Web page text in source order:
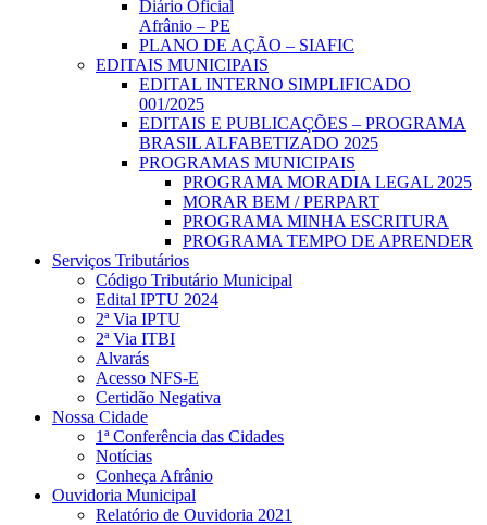
Diário Oficial
Afrânio – PE
PLANO DE AÇÃO – SIAFIC
EDITAIS MUNICIPAIS
EDITAL INTERNO SIMPLIFICADO
001/2025
EDITAIS E PUBLICAÇÕES – PROGRAMA
BRASIL ALFABETIZADO 2025
PROGRAMAS MUNICIPAIS
PROGRAMA MORADIA LEGAL 2025
MORAR BEM / PERPART
PROGRAMA MINHA ESCRITURA
PROGRAMA TEMPO DE APRENDER
Serviços Tributários
Código Tributário Municipal
Edital IPTU 2024
2ª Via IPTU
2ª Via ITBI
Alvarás
Acesso NFS-E
Certidão Negativa
Nossa Cidade
1ª Conferência das Cidades
Notícias
Conheça Afrânio
Ouvidoria Municipal
Relatório de Ouvidoria 2021